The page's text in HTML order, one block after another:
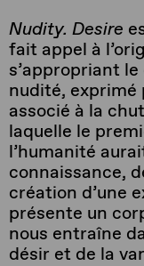
Nudity. Desire
fait appel à
s’appropriant
nudité, exprimé
associé à la
laquelle le
l’humanité
connaissance,
création d’une
présente un
nous entraîne
désir et de la